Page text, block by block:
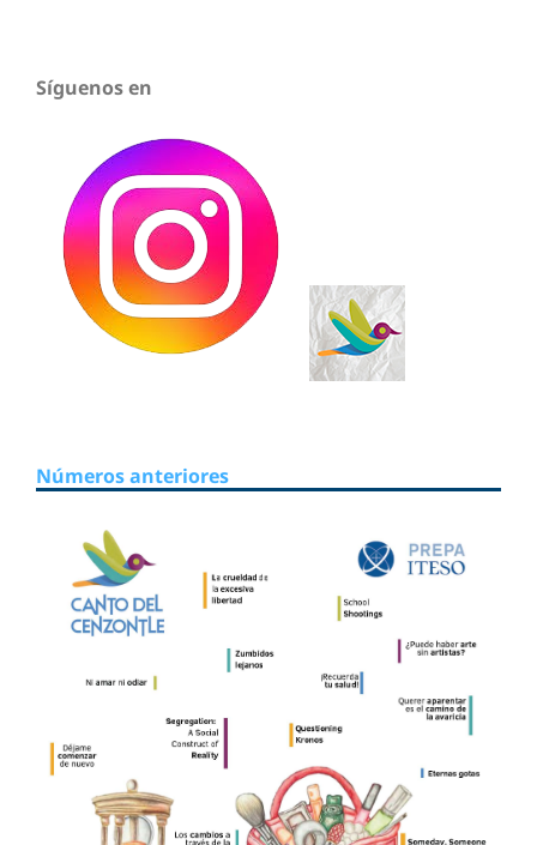
Síguenos en
Números anteriores